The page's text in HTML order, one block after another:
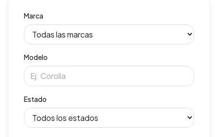
Marca
Modelo
Estado